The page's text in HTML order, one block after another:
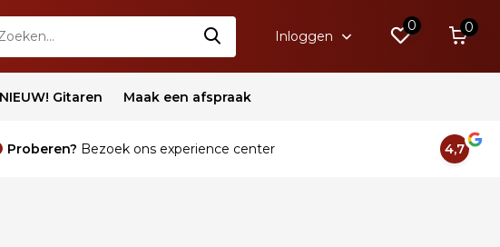
Inloggen
0 0
NIEUW! Gitaren Maak een afspraak
Proberen? Bezoek ons experience center 4,7